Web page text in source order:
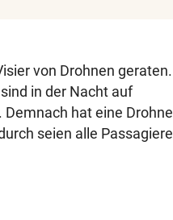
von Drohnen geraten.
in der Nacht auf
hat eine Drohne
seien alle Passagiere